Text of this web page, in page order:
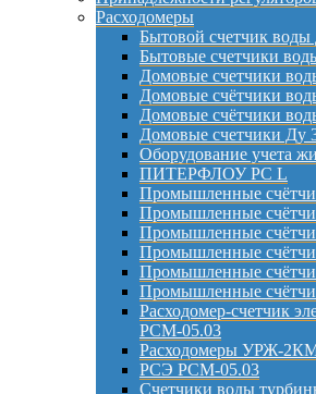
Расходомеры
Бытовой счетчик
Бытовые счетчики
Домовые счетчики
Домовые счётчики
Домовые счётчики
Домовые счетчики Ду
Оборудование учета
ПИТЕРФЛОУ РС L
Промышленные
Промышленные
Промышленные
Промышленные
Промышленные
Промышленные
Расходомер-счетчик
РСМ-05.03
Расходомеры УРЖ-2КМ
РСЭ РСМ-05.03
Счетчики воды